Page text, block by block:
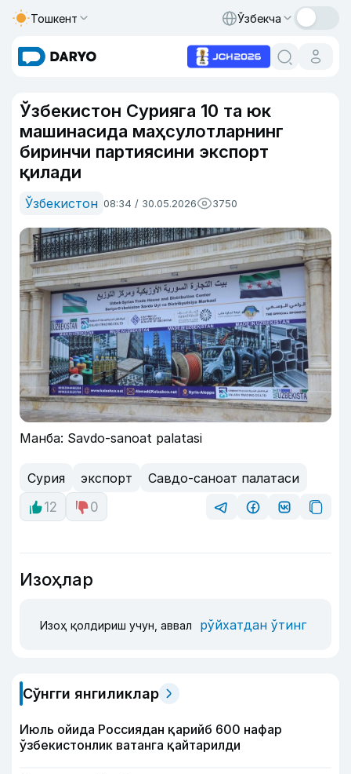
Тошкент Ўзбекча
Ўзбекистон Сурияга 10 та юк
машинасида маҳсулотларнинг
биринчи партиясини экспорт
қилади
Ўзбекистон 08:34 / 30.05.2026 3750
Манба: Savdo-sanoat palatasi
Сурия экспорт
Савдо-саноат палатаси
12
0
Изоҳлар
Изоҳ қолдириш учун, аввал рўйхатдан ўтинг
Сўнгги янгиликлар
Июль ойида Россиядан қарийб 600 нафар
ўзбекистонлик ватанга қайтарилди